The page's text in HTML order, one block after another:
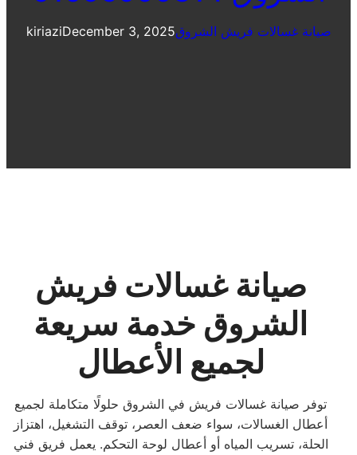
kiriaziDecember 3, 2025صيانة غسالات فريش الشروق
صيانة غسالات فريش
الشروق خدمة سريعة
لجميع الأعطال
توفر صيانة غسالات فريش في الشروق حلولًا متكاملة لجميع
أعطال الغسالات، سواء ضعف العصر، توقف التشغيل، اهتزاز
الحلة، تسريب المياه أو أعطال لوحة التحكم. يعمل فريق فني